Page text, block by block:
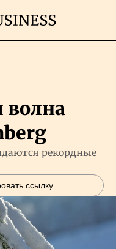
волна
рекордные
ссылку